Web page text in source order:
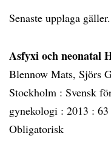
Senaste upplaga gäller.
Asfyxi och neonatal
Blennow Mats, Sjörs
Stockholm : Svensk
gynekologi : 2013 :
Obligatorisk